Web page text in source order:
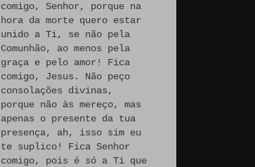
comigo, Senhor, porque na
hora da morte quero estar
unido a Ti, se não pela
Comunhão, ao menos pela
graça e pelo amor! Fica
comigo, Jesus. Não peço
consolações divinas,
porque não às mereço, mas
apenas o presente da tua
presença, ah, isso sim eu
te suplico! Fica Senhor
comigo, pois é só a Ti que